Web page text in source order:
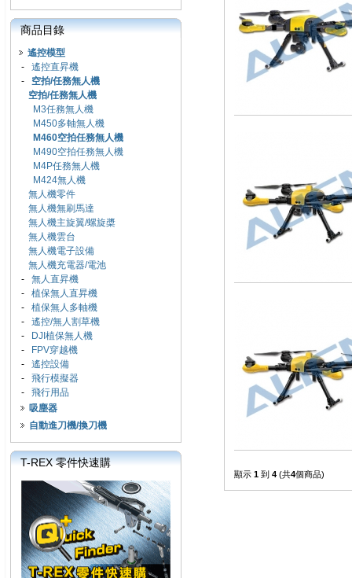
商品目錄
遙控模型
- 遙控直昇機
- 空拍/任務無人機
空拍/任務無人機
M3任務無人機
M450多軸無人機
M460空拍任務無人機
M490空拍任務無人機
M4P任務無人機
M424無人機
無人機零件
無人機無刷馬達
無人機主旋翼/螺旋槳
無人機雲台
無人機電子設備
無人機充電器/電池
- 無人直昇機
- 植保無人直昇機
- 植保無人多軸機
- 遙控/無人割草機
-
DJI植保無人機
-
FPV穿越機
- 遙控設備
- 飛行模擬器
- 飛行用品
吸塵器
自動進刀機/換刀機
T-REX 零件快速購
顯示 1 到 4 (共4個商品)